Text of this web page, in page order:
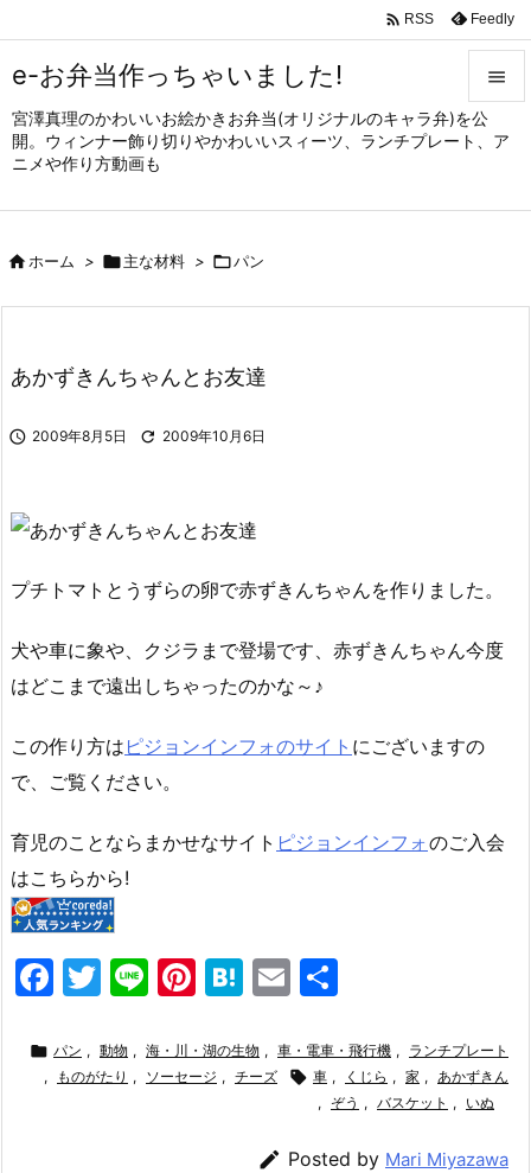
e-お弁当作っちゃいました!
宮澤真理のかわいいお絵かきお弁当(オリジナルのキャラ弁)を公
開。ウィンナー飾り切りやかわいいスィーツ、ランチプレート、ア
ニメや作り方動画も


メニュ
サイド

 RSS Feedly
ホーム > 主な材料 > パン
あかずきんちゃんとお友達
 2009年8月5日  2009年10月6日
プチトマトとうずらの卵で赤ずきんちゃんを作りました。
犬や車に象や、クジラまで登場です、赤ずきんちゃん今度
はどこまで遠出しちゃったのかな～♪
この作り方は ピジョンインフォのサイト にございますの
で、ご覧ください。
育児のことならまかせなサイト ピジョンインフォのご入会
はこちらから!
F
c
e
T
itt
er
Li
e
Pi
er
e
H
e
n
E
ai
l
 パン , 動物 , 海・川・湖の生物 , 車・電車・飛行機 ,
ランチプレート
,
ものがたり , ソーセージ , チーズ  車 , くじら , 家 ,
あかずきん
,
ぞう , バスケット , いぬ
 Posted by Mari Miyazawa